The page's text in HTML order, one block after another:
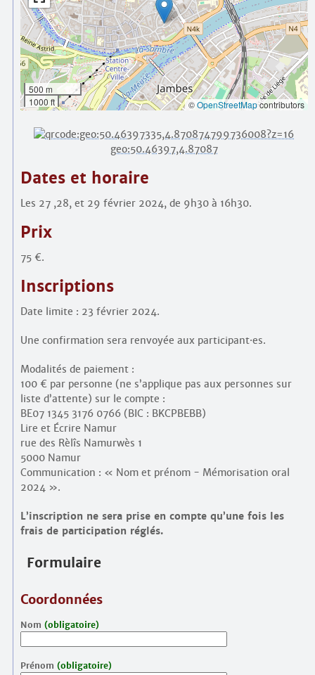
500 m
1000 ft
©OpenStreetMapcontributors
geo:50.46397,4.87087
Dates et horaire
Les 27 ,28, et 29 février 2024, de 9h30 à 16h30.
Prix
75 €.
Inscriptions
Date limite : 23 février 2024.
Une confirmation sera renvoyée aux participant·es.
Modalités de paiement :
100 € par personne (ne s’applique pas aux personnes sur
liste d’attente) sur le compte :
BE07 1345 3176 0766 (BIC : BKCPBEBB)
Lire et Écrire Namur
rue des Rèlîs Namurwès 1
5000 Namur
Communication : « Nom et prénom - Mémorisation oral
2024 ».
L’inscription ne sera prise en compte qu’une fois les
frais de participation réglés.
Formulaire
Coordonnées
Nom (obligatoire)
Prénom (obligatoire)